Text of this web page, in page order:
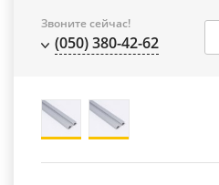
Звоните сейчас!
(050) 380-42-62